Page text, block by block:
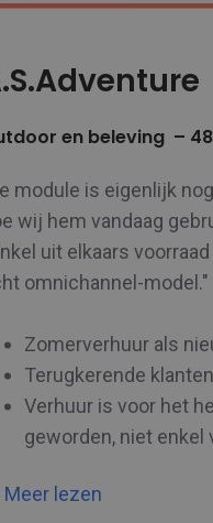
en beleving –
module is eigenlijk
wij hem vandaag
uit elkaars
omnichannel-model."
Zomerverhuur als
Terugkerende
Verhuur is voor het
geworden, niet
Meer lezen